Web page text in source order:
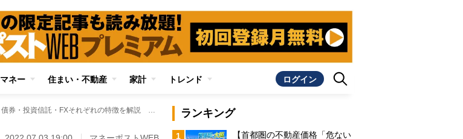
マネー 住まい・不動産 家計 トレンド ログイン
株式・債券・投資信託・FXそれぞれの特徴を解説 初心者はどれから始めるべき？ ランキング
1
【首都圏の不動産価格「危ない